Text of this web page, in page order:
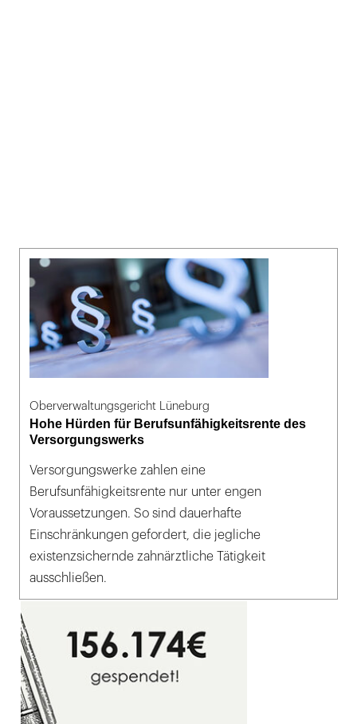
Oberverwaltungsgericht Lüneburg
Hohe Hürden für Berufsunfähigkeitsrente des
Versorgungswerks
Versorgungswerke zahlen eine
Berufsunfähigkeitsrente nur unter engen
Voraussetzungen. So sind dauerhafte
Einschränkungen gefordert, die jegliche
existenzsichernde zahnärztliche Tätigkeit
ausschließen.